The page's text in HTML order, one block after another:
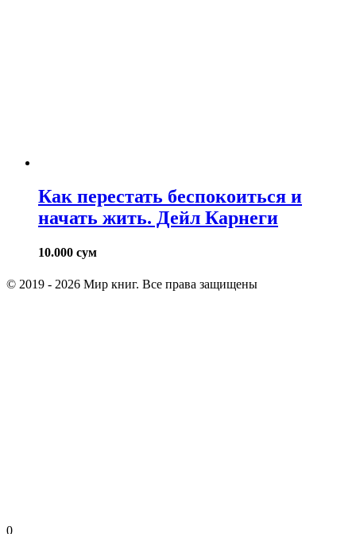
Как перестать беспокоиться и
начать жить. Дейл Карнеги
10.000 сум
© 2019 - 2026 Мир книг. Все права защищены
0